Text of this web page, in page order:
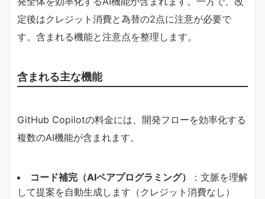
定後はクレジット消費と為替の2点に注意が必要で
す。含まれる機能と注意点を整理します。
含まれる主な機能
GitHub Copilotの料金には、開発フローを効率化する
複数のAI機能が含まれます。
​コード補完（AIペアプログラミング）​
​：文脈を理解
して提案を自動生成します（クレジット消費なし）